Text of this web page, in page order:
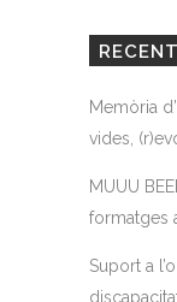
Memòria
vides,
MUUU
formatges
Suport a